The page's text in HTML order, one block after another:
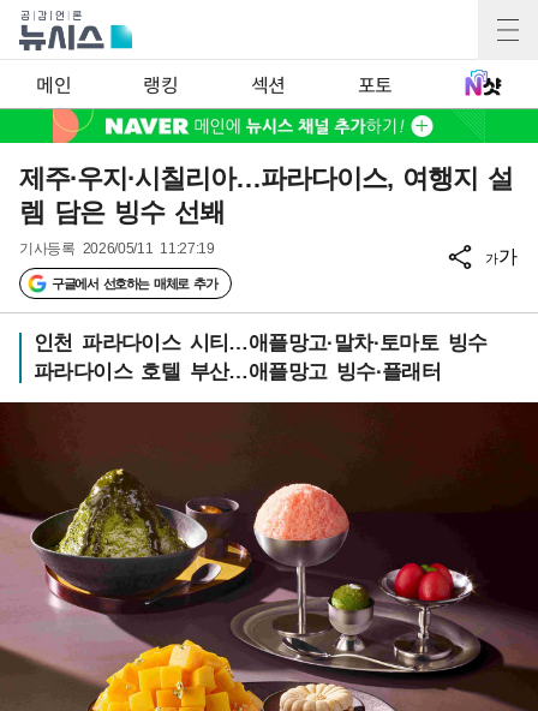
메인 랭킹 섹션 포토
제주·우지·시칠리아…파라다이스, 여행지 설
렘 담은 빙수 선봬
기사등록 2026/05/11 11:27:19
구글에서 선호하는 매체로 추가
가가
인천 파라다이스 시티…애플망고·말차·토마토 빙수
파라다이스 호텔 부산…애플망고 빙수·플래터